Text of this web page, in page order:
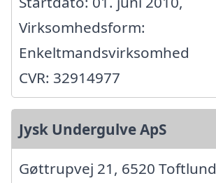
Virksomhedsform:
Enkeltmandsvirksomhed
CVR: 32914977
Jysk Undergulve ApS
Gøttrupvej 21, 6520 Toftlund